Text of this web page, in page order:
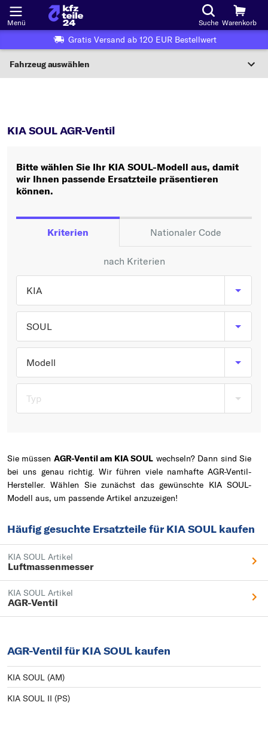
Menü Suche Warenkorb
Gratis Versand ab 120 EUR Bestellwert
Fahrzeug auswählen
Wo finde ich die?
Oder
Oder Fahrzeugauswahl nach Kriterien:
Hersteller wählen
Typ wählen
KIA SOUL AGR-Ventil
Bitte wählen Sie Ihr KIA SOUL-Modell aus, damit
wir Ihnen passende Ersatzteile präsentieren
können.
Kriterien Nationaler Code
nach Kriterien
KIA
SOUL
Modell
Typ
Sie müssen AGR-Ventil am KIA SOUL wechseln? Dann sind Sie
bei uns genau richtig. Wir führen viele namhafte AGR-Ventil-
Hersteller. Wählen Sie zunächst das gewünschte KIA SOUL-
Modell aus, um passende Artikel anzuzeigen!
Häufig gesuchte Ersatzteile für KIA SOUL kaufen
KIA SOUL Artikel
Luftmassenmesser
KIA SOUL Artikel
AGR-Ventil
AGR-Ventil für KIA SOUL kaufen
KIA SOUL (AM)
KIA SOUL II (PS)